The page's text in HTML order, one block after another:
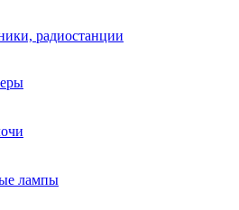
радиостанции
лампы